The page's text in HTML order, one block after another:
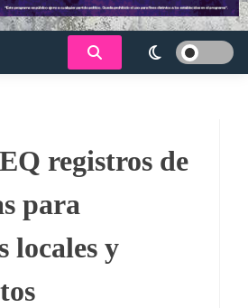
registros de
para
locales y